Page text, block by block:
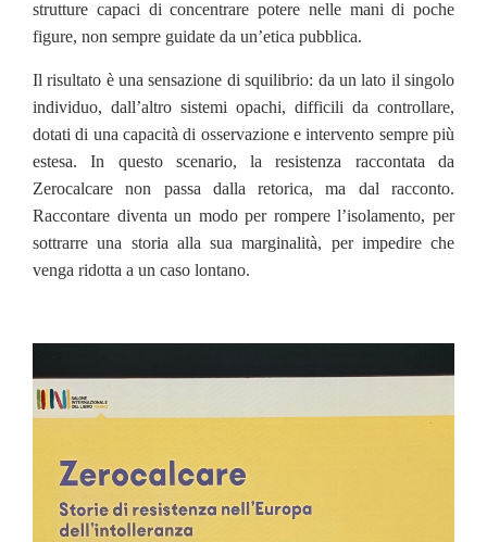
strutture capaci di concentrare potere nelle mani di poche
figure, non sempre guidate da un’etica pubblica.
Il risultato è una sensazione di squilibrio: da un lato il singolo
individuo, dall’altro sistemi opachi, difficili da controllare,
dotati di una capacità di osservazione e intervento sempre più
estesa. In questo scenario, la resistenza raccontata da
Zerocalcare non passa dalla retorica, ma dal racconto.
Raccontare diventa un modo per rompere l’isolamento, per
sottrarre una storia alla sua marginalità, per impedire che
venga ridotta a un caso lontano.